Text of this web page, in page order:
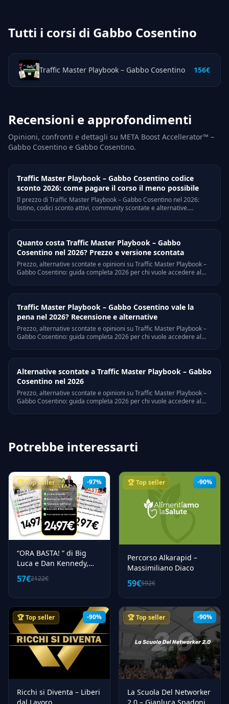
Tutti i corsi di Gabbo Cosentino
Traffic Master Playbook – Gabbo Cosentino 156€
Recensioni e approfondimenti
Opinioni, confronti e dettagli su META Boost Accellerator™ –
Gabbo Cosentino e Gabbo Cosentino.
Traffic Master Playbook – Gabbo Cosentino codice
sconto 2026: come pagare il corso il meno possibile
Il prezzo di Traffic Master Playbook – Gabbo Cosentino nel 2026:
listino, codici sconto attivi, community scontate e alternative.
Quanto costa Traffic Master Playbook – Gabbo
Cosentino nel 2026? Prezzo e versione scontata
Prezzo, alternative scontate e opinioni su Traffic Master Playbook –
Gabbo Cosentino: guida completa 2026 per chi vuole accedere al
Traffic Master Playbook – Gabbo Cosentino vale la
pena nel 2026? Recensione e alternative
Prezzo, alternative scontate e opinioni su Traffic Master Playbook –
Gabbo Cosentino: guida completa 2026 per chi vuole accedere al
Alternative scontate a Traffic Master Playbook – Gabbo
Cosentino nel 2026
Prezzo, alternative scontate e opinioni su Traffic Master Playbook –
Gabbo Cosentino: guida completa 2026 per chi vuole accedere al
Potrebbe interessarti
-97%
🏆 Top seller
“ORA BASTA! ” di Big
Luca e Dan Kennedy,
evento del 04/05/06
dicembre 2021
57€2122€
-90%
🏆 Top seller
Percorso Alkarapid –
Massimiliano Diaco
59€592€
-90%
🏆 Top seller
Ricchi si Diventa – Liberi
-90%
🏆 Top seller
La Scuola Del Networker